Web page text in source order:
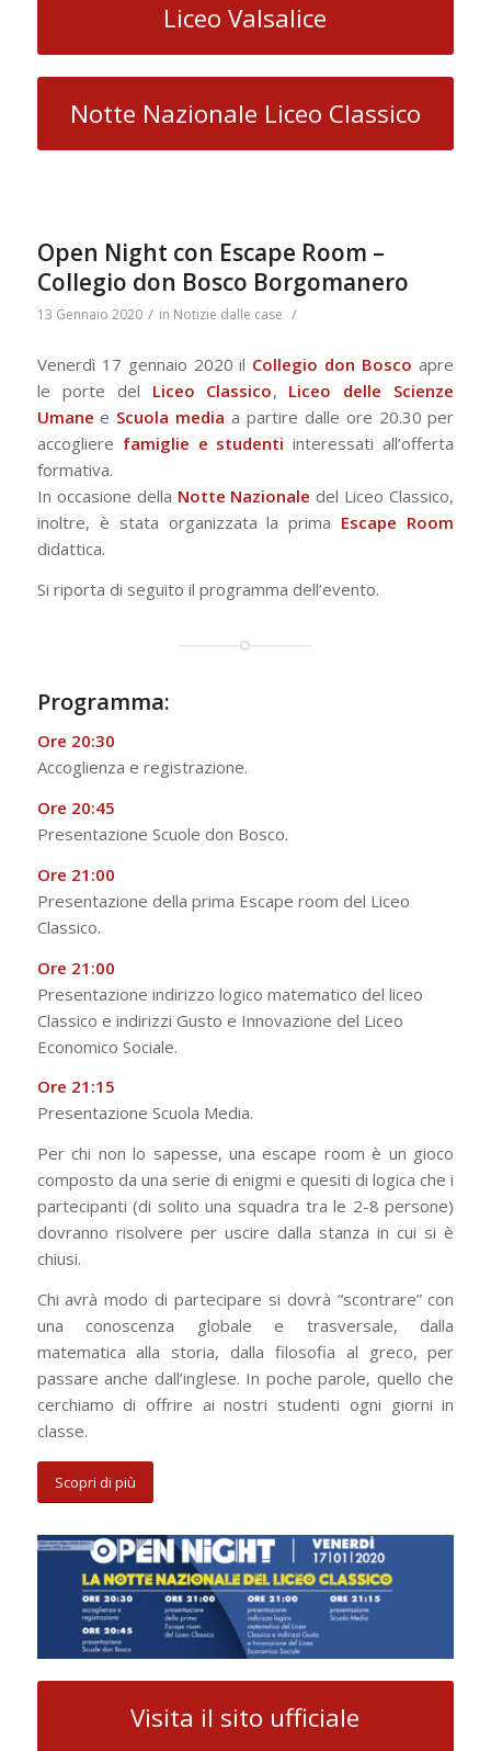
Liceo Valsalice
Notte Nazionale Liceo Classico
Open Night con Escape Room –
Collegio don Bosco Borgomanero
13 Gennaio 2020 / in Notizie dalle case /
Venerdì 17 gennaio 2020 il Collegio don Bosco apre
le porte del Liceo Classico, Liceo delle Scienze
Umane e Scuola media a partire dalle ore 20.30 per
accogliere famiglie e studenti interessati all’offerta
formativa.
In occasione della Notte Nazionale del Liceo Classico,
inoltre, è stata organizzata la prima Escape Room
didattica.
Si riporta di seguito il programma dell’evento.
Programma:
Ore 20:30
Accoglienza e registrazione.
Ore 20:45
Presentazione Scuole don Bosco.
Ore 21:00
Presentazione della prima Escape room del Liceo
Classico.
Ore 21:00
Presentazione indirizzo logico matematico del liceo
Classico e indirizzi Gusto e Innovazione del Liceo
Economico Sociale.
Ore 21:15
Presentazione Scuola Media.
Per chi non lo sapesse, una escape room è un gioco
composto da una serie di enigmi e quesiti di logica che i
partecipanti (di solito una squadra tra le 2-8 persone)
dovranno risolvere per uscire dalla stanza in cui si è
chiusi.
Chi avrà modo di partecipare si dovrà “scontrare” con
una conoscenza globale e trasversale, dalla
matematica alla storia, dalla filosofia al greco, per
passare anche dall’inglese. In poche parole, quello che
cerchiamo di offrire ai nostri studenti ogni giorni in
classe.
Scopri di più
Visita il sito ufficiale